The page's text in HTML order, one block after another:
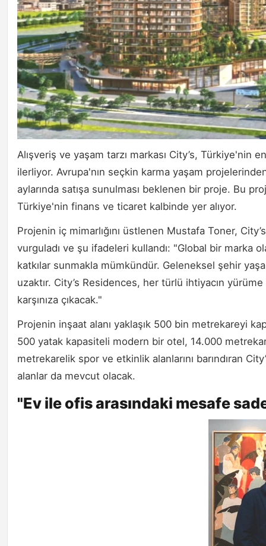
Alışveriş ve yaşam tarzı markası City’s,
ilerliyor. Avrupa'nın seçkin karma yaşam
aylarında satışa sunulması beklenen bir proje. Bu
Türkiye'nin finans ve ticaret kalbinde yer alıyor.
Projenin iç mimarlığını üstlenen Mustafa Toner,
vurguladı ve şu ifadeleri kullandı: "Global bir marka
katkılar sunmakla mümkündür. Geleneksel şehir
uzaktır. City’s Residences, her türlü ihtiyacın
karşınıza çıkacak."
Projenin inşaat alanı yaklaşık 500 bin metrekareyi
500 yatak kapasiteli modern bir otel, 14.000
metrekarelik spor ve etkinlik alanlarını barındıran
alanlar da mevcut olacak.
"Ev ile ofis arasındaki mesafe